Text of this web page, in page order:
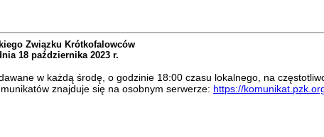
Związku Krótkofalowców
18 października 2023 r.
w każdą środę, o godzinie 18:00 czasu lokalnego, na
znajduje się na osobnym serwerze: https://